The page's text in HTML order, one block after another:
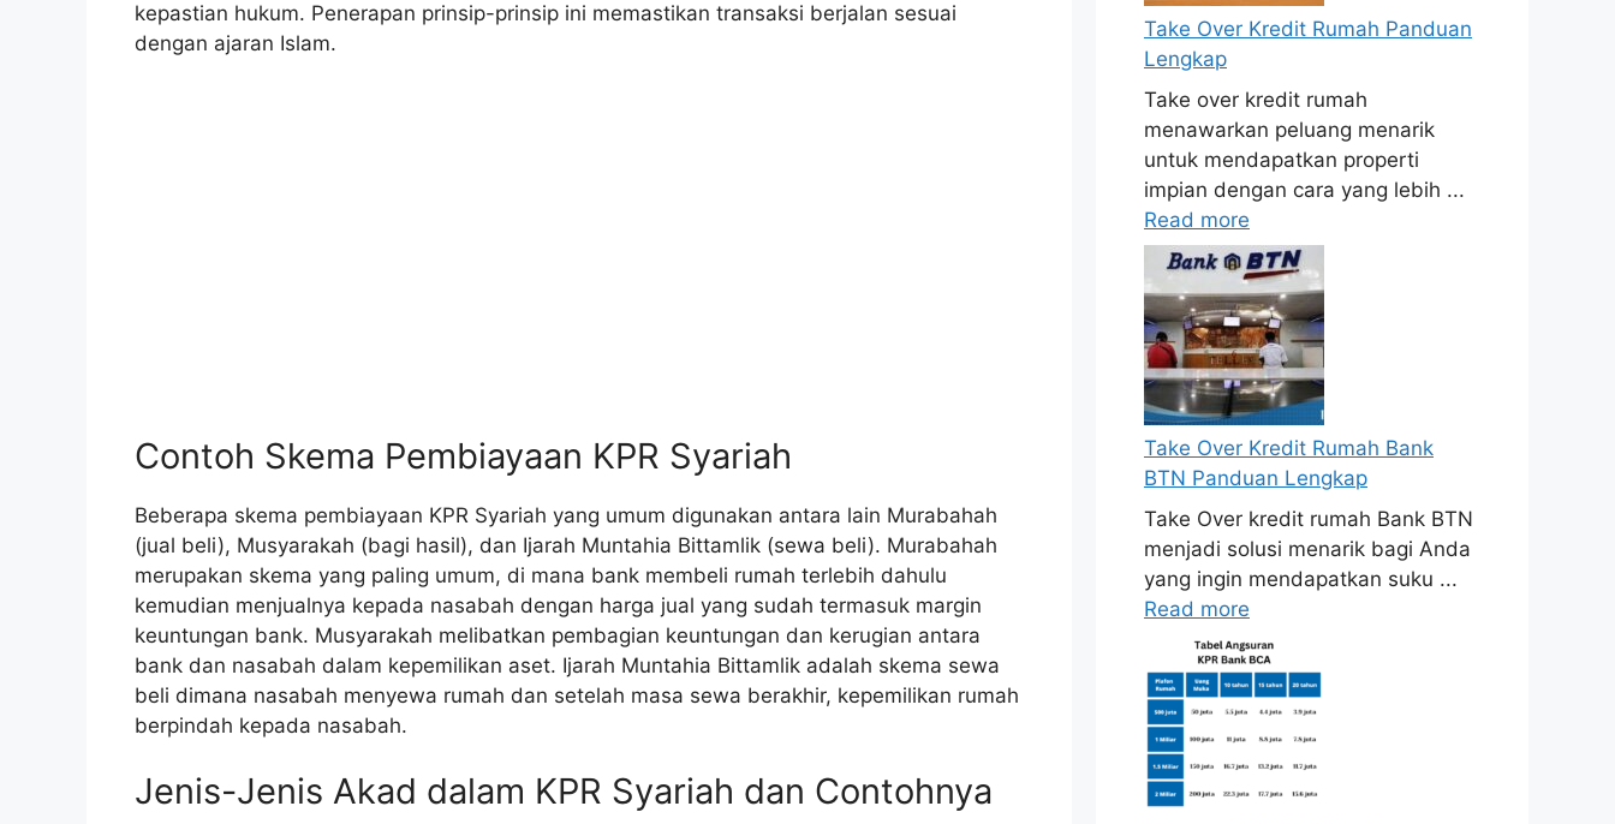
kepastian hukum. Penerapan prinsip-prinsip ini memastikan transaksi berjalan sesuai
dengan ajaran Islam.
Contoh Skema Pembiayaan KPR Syariah
Beberapa skema pembiayaan KPR Syariah yang umum digunakan antara lain Murabahah
(jual beli), Musyarakah (bagi hasil), dan Ijarah Muntahia Bittamlik (sewa beli). Murabahah
merupakan skema yang paling umum, di mana bank membeli rumah terlebih dahulu
kemudian menjualnya kepada nasabah dengan harga jual yang sudah termasuk margin
keuntungan bank. Musyarakah melibatkan pembagian keuntungan dan kerugian antara
bank dan nasabah dalam kepemilikan aset. Ijarah Muntahia Bittamlik adalah skema sewa
beli dimana nasabah menyewa rumah dan setelah masa sewa berakhir, kepemilikan rumah
berpindah kepada nasabah.
Jenis-Jenis Akad dalam KPR Syariah dan Contohnya
Take Over Kredit Rumah Panduan
Lengkap
Take over kredit rumah
menawarkan peluang menarik
untuk mendapatkan properti
impian dengan cara yang lebih ...
Read more
Take Over Kredit Rumah Bank
BTN Panduan Lengkap
Take Over kredit rumah Bank BTN
menjadi solusi menarik bagi Anda
yang ingin mendapatkan suku ...
Read more